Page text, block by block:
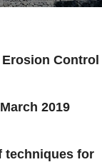
Control
2019
techniques for